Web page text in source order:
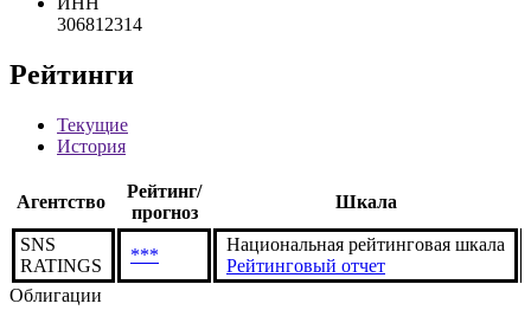
306812314
Рейтинги
Текущие
История
Агентство
Рейтинг/
прогноз
Шкала
SNS
RATINGS
***
Национальная рейтинговая шкала
Рейтинговый отчет
Облигации